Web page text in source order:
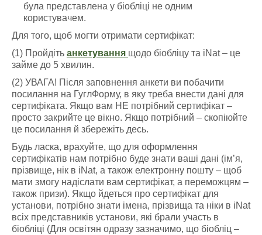
була представлена у біобліці не одним
користувачем.
Для того, щоб могти отримати сертифікат:
(1) Пройдіть анкетування щодо біобліцу та iNat – це
займе до 5 хвилин.
(2) УВАГА! Після заповнення анкети ви побачити
посилання на ГуглФорму, в яку треба внести дані для
сертифіката. Якщо вам НЕ потрібний сертифікат –
просто закрийте це вікно. Якщо потрібний – скопіюйте
це посилання й збережіть десь.
Будь ласка, врахуйте, що для оформлення
сертифікатів нам потрібно буде знати ваші дані (ім’я,
прізвище, нік в iNat, а також електронну пошту – щоб
мати змогу надіслати вам сертифікат, а переможцям –
також призи). Якщо йдеться про сертифікат для
установи, потрібно знати імена, прізвища та ніки в iNat
всіх представників установи, які брали участь в
біобліці (Для освітян одразу зазначимо, що біобліц –